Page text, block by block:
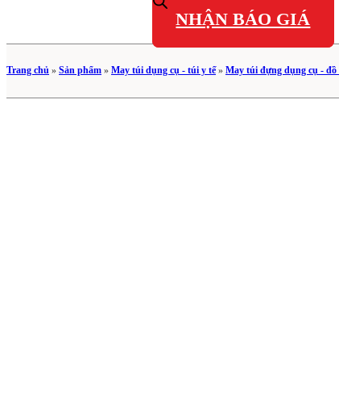
NHẬN BÁO GIÁ
Trang chủ » Sản phẩm » May túi dụng cụ - túi y tế» May túi đựng dụng cụ - đồ